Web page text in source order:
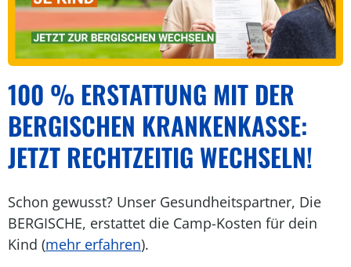
100 % ERSTATTUNG MIT DER
BERGISCHEN KRANKENKASSE:
JETZT RECHTZEITIG WECHSELN!
Schon gewusst? Unser Gesundheitspartner, Die
BERGISCHE, erstattet die Camp-Kosten für dein
Kind (mehr erfahren).